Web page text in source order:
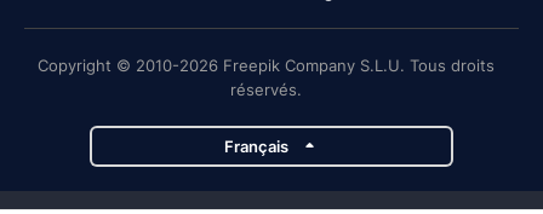
Copyright © 2010-2026 Freepik Company S.L.U. Tous droits
réservés.
Français